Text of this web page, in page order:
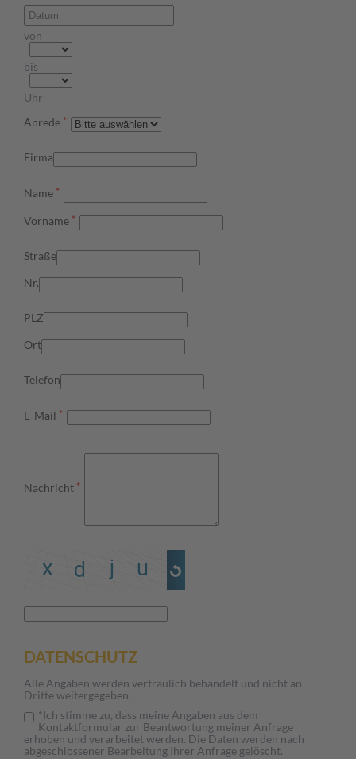
von
bis
Uhr
Anrede *
Firma
Name *
Vorname *
Straße
Nr.
PLZ
Ort
Telefon
E-Mail *
Nachricht *
DATENSCHUTZ
Alle Angaben werden vertraulich behandelt und nicht an
Dritte weitergegeben.
*Ich stimme zu, dass meine Angaben aus dem
Kontaktformular zur Beantwortung meiner Anfrage
erhoben und verarbeitet werden. Die Daten werden nach
abgeschlossener Bearbeitung Ihrer Anfrage gelöscht.